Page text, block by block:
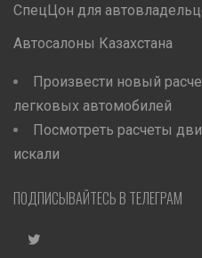
СпецЦон для
Автосалоны Казахстана
Произвести новый
легковых автомобилей
Посмотреть расчеты
искали
ПОДПИСЫВАЙТЕСЬ В ТЕЛЕГРАМ